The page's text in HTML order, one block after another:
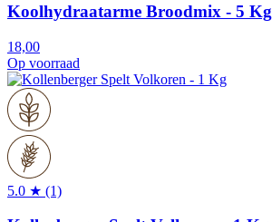
Koolhydraatarme Broodmix - 5 Kg
18,00
Op voorraad
5.0 ★ (1)